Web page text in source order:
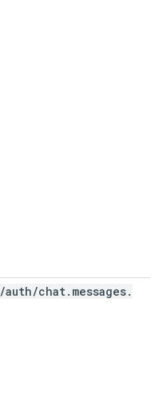
/auth/chat. messages.